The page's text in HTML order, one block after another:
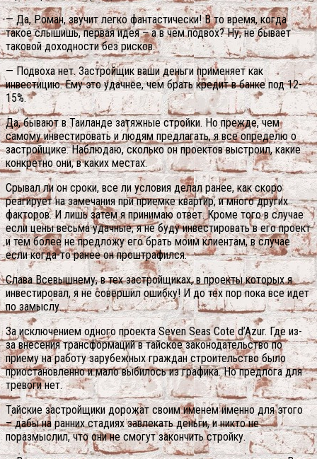
— Да, Роман, звучит легко фантастически! В то время, когда
такое слышишь, первая идея – а в чем подвох? Ну, не бывает
таковой доходности без рисков.
— Подвоха нет. Застройщик ваши деньги применяет как
инвестицию. Ему это удачнее, чем брать кредит в банке под 12-
15%.
Да, бывают в Таиланде затяжные стройки. Но прежде, чем
самому инвестировать и людям предлагать, я все определю о
застройщике. Наблюдаю, сколько он проектов выстроил, какие
конкретно они, в каких местах.
Срывал ли он сроки, все ли условия делал ранее, как скоро
реагирует на замечания при приемке квартир, и много других
факторов. И лишь затем я принимаю ответ. Кроме того в случае
если цены весьма удачные, я не буду инвестировать в его проект
и тем более не предложу его брать моим клиентам, в случае
если когда-то ранее он проштрафился.
Слава Всевышнему, в тех застройщиках, в проекты которых я
инвестировал, я не совершил ошибку! И до тех пор пока все идет
по замыслу.
За исключением одного проекта Seven Seas Cote d’Azur. Где из-
за внесения трансформаций в тайское законодательство по
приему на работу зарубежных граждан строительство было
приостановленно и мало выбилось из графика. Но предлога для
тревоги нет.
Тайские застройщики дорожат своим именем именно для этого
– дабы на ранних стадиях завлекать деньги, и никто не
поразмыслил, что они не смогут закончить стройку.